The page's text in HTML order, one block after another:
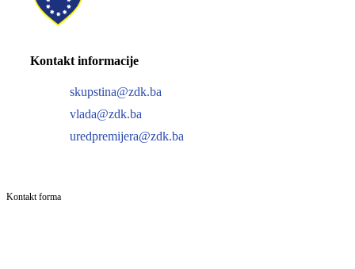
Kontakt informacije
skupstina@zdk.ba
vlada@zdk.ba
uredpremijera@zdk.ba
Kontakt forma